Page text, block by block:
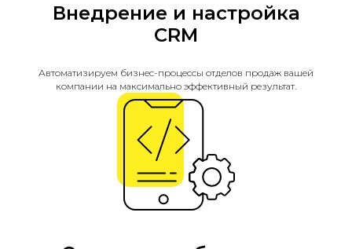
Внедрение и настройка
CRM
Автоматизируем бизнес-процессы отделов продаж вашей
компании на максимально эффективный результат.